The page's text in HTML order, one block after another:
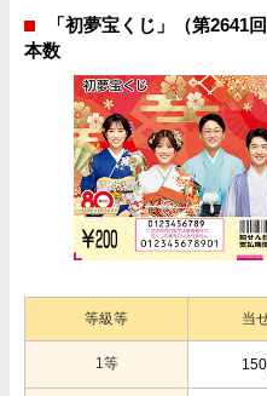
「初夢宝くじ」（第2641
本数
等級等 当
1等